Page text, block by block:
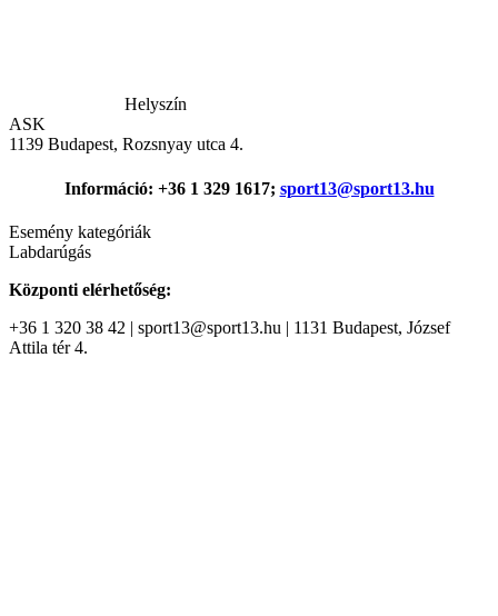
Helyszín
ASK
1139 Budapest, Rozsnyay utca 4.
Információ: +36 1 329 1617; sport13@sport13.hu
Esemény kategóriák
Labdarúgás
Központi elérhetőség:
+36 1 320 38 42 | sport13@sport13.hu | 1131 Budapest, József
Attila tér 4.